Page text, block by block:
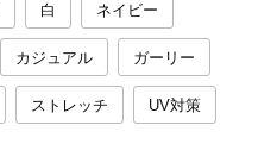
白 ネイビー
カジュアル ガーリー
ストレッチ UV対策